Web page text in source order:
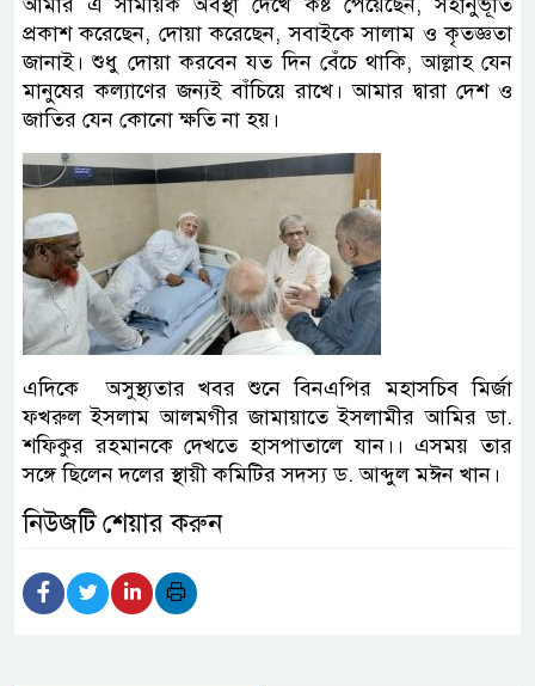
প্রকাশ করেছেন, দোয়া করেছেন, সবাইকে সালাম ও কৃতজ্ঞতা
জানাই। শুধু দোয়া করবেন যত দিন বেঁচে থাকি, আল্লাহ যেন
মানুষের কল্যাণের জন্যই বাঁচিয়ে রাখে। আমার দ্বারা দেশ ও
জাতির যেন কোনো ক্ষতি না হয়।
এদিকে অসুস্থ্যতার খবর শুনে বিনএপির মহাসচিব মির্জা
ফখরুল ইসলাম আলমগীর জামায়াতে ইসলামীর আমির ডা.
শফিকুর রহমানকে দেখতে হাসপাতালে যান।। এসময় তার
সঙ্গে ছিলেন দলের স্থায়ী কমিটির সদস্য ড. আব্দুল মঈন খান।
নিউজটি শেয়ার করুন